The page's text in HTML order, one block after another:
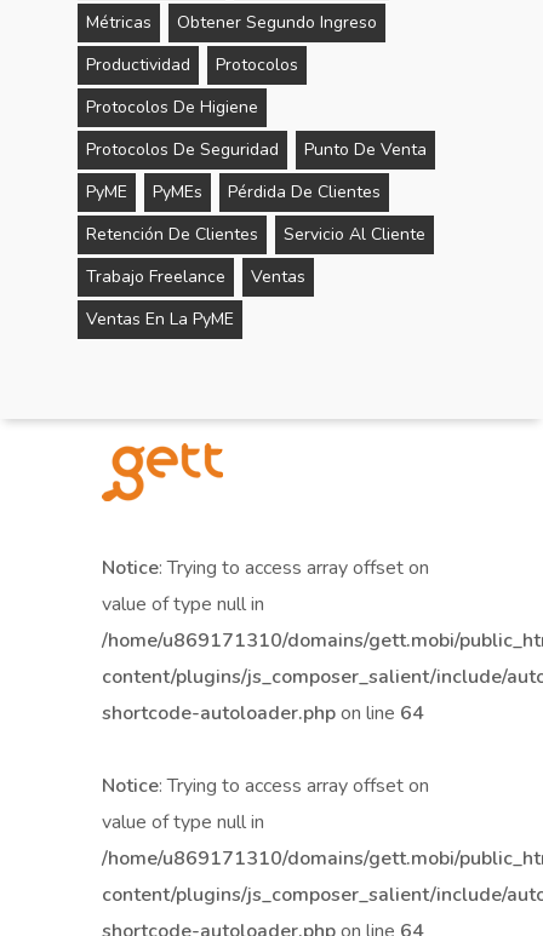
Métricas
Obtener Segundo Ingreso
Productividad
Protocolos
Protocolos De Higiene
Protocolos De Seguridad
Punto De Venta
PyME
PyMEs
Pérdida De Clientes
Retención De Clientes
Servicio Al Cliente
Trabajo Freelance
Ventas
Ventas En La PyME
Notice: Trying to access array offset on
value of type null in
/home/u869171310/domains/gett.mobi/
content/plugins/js_composer_salient/include/
shortcode-autoloader.phpon line 64
Notice: Trying to access array offset on
value of type null in
/home/u869171310/domains/gett.mobi/
content/plugins/js_composer_salient/include/